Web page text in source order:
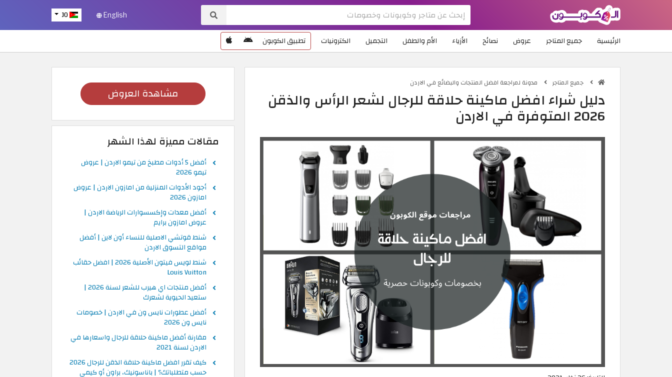
JO English
الرئيسية جميع المتاجر عروض نصائح الأزياء الأم والطفل التجميل الكترونيات تطبيق الكوبون
جميع المتاجر مدونة لمراجعة افضل المنتجات والبضائع في الاردن
دليل شراء افضل ماكينة حلاقة للرجال لشعر الرأس والذقن
2026 المتوفرة في الاردن
مشاهدة العروض
مقالات مميزة لهذا الشهر
أفضل 5 أدوات مطبخ من تيمو الاردن | عروض
تيمو 2026
أجود الأدوات المنزلية من امازون الاردن | عروض
امازون 2026
أفضل معدات وإكسسوارات الرياضة الاردن |
عروض امازون برايم
شنط قوتشي الاصلية للنساء أون لاين | أفضل
مواقع التسوق الاردن
شنط لويس فيتون الأصلية 2026 | افضل حقائب
Louis Vuitton
أفضل منتجات اي هيرب للشعر لسنة 2026 |
ستعيد الحيوية لشعرك
أفضل عطورات نايس ون في الاردن | خصومات
نايس ون 2026
مقارنة أفضل ماكينة حلاقة للرجال واسعارها في
الاردن لسنة 2021
كيف تقرر افضل ماكينة حلاقة الذقن للرجال 2026
حسب متطلباتك؟ | باناسونيك، براون أو كيمي